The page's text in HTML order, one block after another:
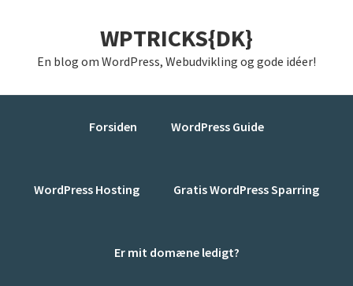
indhold
WPTRICKS{DK}
En blog om WordPress, Webudvikling og gode idéer!
Forsiden WordPress Guide
WordPress Hosting Gratis WordPress Sparring
Er mit domæne ledigt?